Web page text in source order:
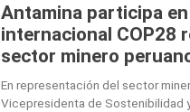
Antamina participa
internacional COP28
sector minero
En representación del sector
Vicepresidenta de Sostenibilidad